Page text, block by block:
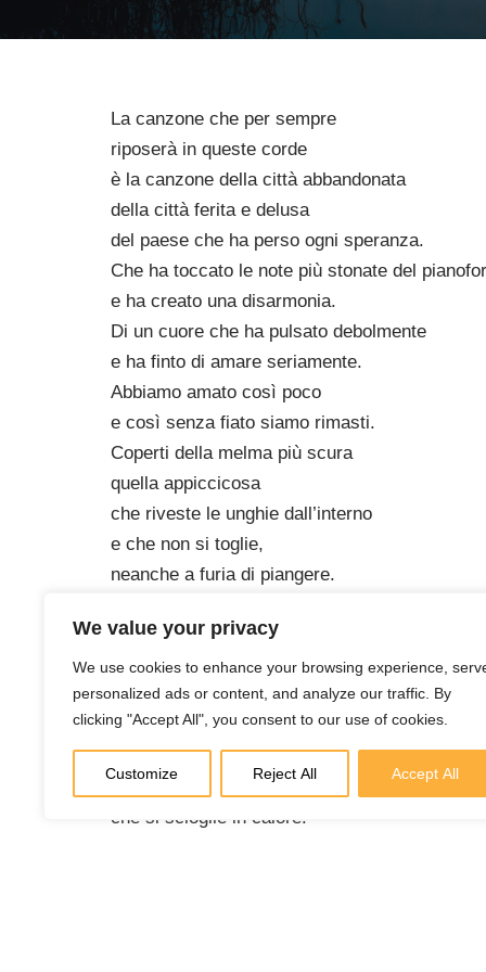
We value your privacy
We use cookies to enhance your browsing experience,
personalized ads or content, and analyze our traffic. By
clicking "Accept All", you consent to our use of cookies.
Customize Reject All Accept All
La canzone che per sempre
riposerà in queste corde
è la canzone della città abbandonata
della città ferita e delusa
del paese che ha perso ogni speranza.
Che ha toccato le note più stonate del
e ha creato una disarmonia.
Di un cuore che ha pulsato debolmente
e ha finto di amare seriamente.
Abbiamo amato così poco
e così senza fiato siamo rimasti.
Coperti della melma più scura
quella appiccicosa
che riveste le unghie dall’interno
e che non si toglie,
neanche a furia di piangere.
sei una palude da cui spuntano
solo le creste degli alberi lungo i viali
ora ninfee galleggianti
che il sole sbiadisce.
L’unica nota che rimane
che si scioglie in calore.